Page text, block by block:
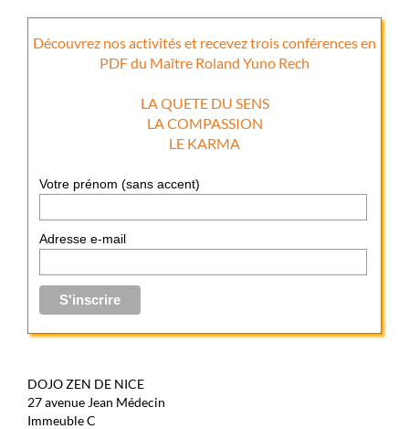
Découvrez nos activités et recevez trois conférences en
PDF du Maître Roland Yuno Rech
LA QUETE DU SENS
LA COMPASSION
LE KARMA
Votre prénom (sans accent)
Adresse e-mail
DOJO ZEN DE NICE
27 avenue Jean Médecin
Immeuble C